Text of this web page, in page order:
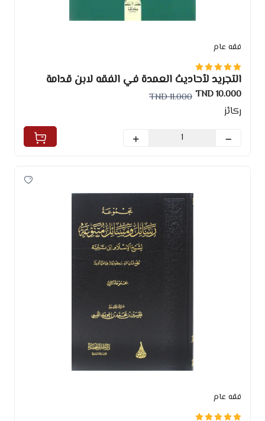
فقه عام
التجريد لأحاديث العمدة في الفقه لابن قدامة
10.000 TND
11.000 TND
ركائز
فقه عام